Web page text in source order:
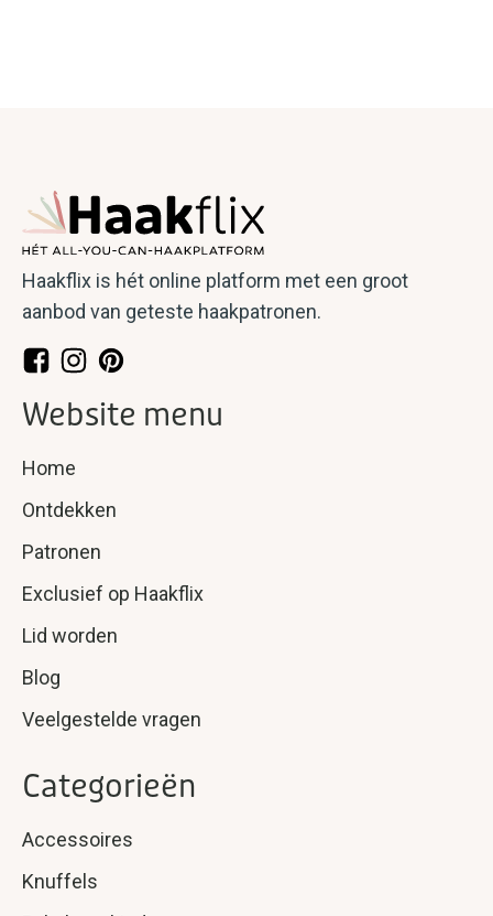
Haakflix is hét online platform met een groot
aanbod van geteste haakpatronen.
Website menu
Home
Ontdekken
Patronen
Exclusief op Haakflix
Lid worden
Blog
Veelgestelde vragen
Categorieën
Accessoires
Knuffels